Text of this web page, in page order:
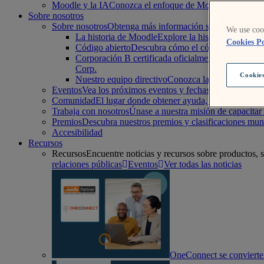
Moodle y la IAConozca el enfoque de Moodle sobre la
Sobre nosotros
Sobre nosotrosObtenga más información sobre la
La historia de MoodleExplore la historia de
Código abiertoDescubra cómo el código abierto
Corporación B certificada oficialmente
Lea el
Corp.
Nuestro equipo directivoConozca la junta
EventosVea los próximos eventos y fechas de nuestras
ComunidadEl lugar donde obtener ayuda, hacer y
Trabaja con nosotrosÚnase a nuestra misión de
PremiosDescubra nuestros premios y clasificaciones
Accesibilidad
Recursos
RecursosEncuentre noticias y recursos sobre productos,
relaciones públicas Eventos Ver todas las noticias
OneConnect se
We use
Cookies